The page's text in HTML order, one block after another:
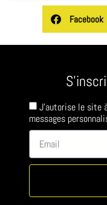
Facebook
J'autorise le site
messages